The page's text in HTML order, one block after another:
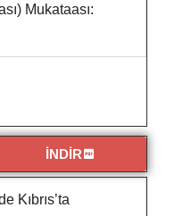
Mukataası:
İNDİR
Kıbrıs’ta